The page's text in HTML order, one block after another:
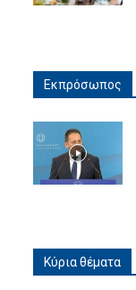
Εκπρόσωπος
Κύρια θέματα